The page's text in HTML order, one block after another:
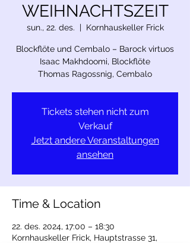
WEIHNACHTSZEIT
sun., 22. des.
  |
Kornhauskeller Frick
Blockflöte und Cembalo – Barock virtuos
Isaac Makhdoomi, Blockflöte
Thomas Ragossnig, Cembalo
Tickets stehen nicht zum
Verkauf
Jetzt andere Veranstaltungen
ansehen
Time & Location
22. des. 2024, 17:00 – 18:30
Kornhauskeller Frick, Hauptstrasse 31,